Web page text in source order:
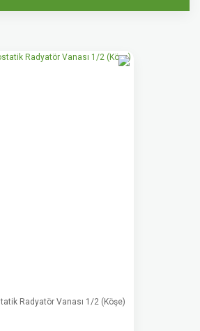
Radyatör Vanası 1/2 (Köşe)